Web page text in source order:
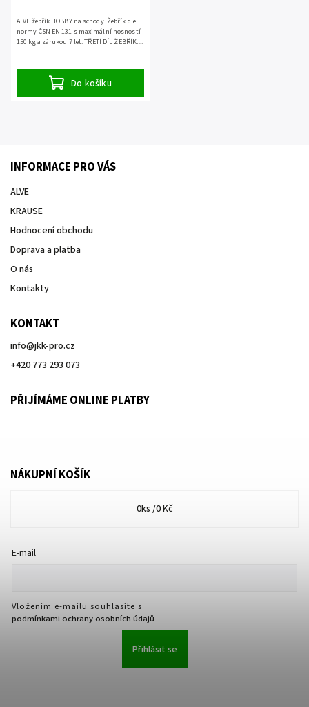
Do košíku
ALVE žebřík HOBBY na schody. Žebřík dle
normy ČSN EN 131 s maximální nosností
150 kg a zárukou 7 let. TŘETÍ DÍL ŽEBŘÍKU
INFORMACE PRO VÁS
ALVE
KRAUSE
Hodnocení obchodu
Doprava a platba
O nás
Kontakty
KONTAKT
info@jkk-pro.cz
+420 773 293 073
PŘIJÍMÁME ONLINE PLATBY
NÁKUPNÍ KOŠÍK
0ks /0 Kč
E-mail
Vložením e-mailu souhlasíte s
podmínkami ochrany osobních údajů
Přihlásit se